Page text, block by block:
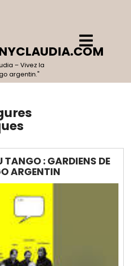
– Vivez la
argentin."
Open
Menu
TANGO : GARDIENS DE
ARGENTIN